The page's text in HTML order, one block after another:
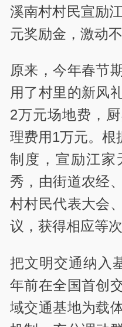
溪南村村民宣励
元奖励金，激动不
原来，今年春节
用了村里的新风
2万元场地费，
理费用1万元。根
制度，宣励江家
秀，由街道农经
村村民代表大会
议，获得相应等次
把文明交通纳入
年前在全国首创
域交通基地为载